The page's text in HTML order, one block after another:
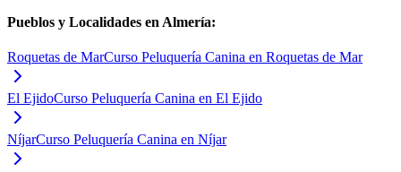
Pueblos y Localidades en Almería:
Roquetas de MarCurso Peluquería Canina en Roquetas de Mar
El EjidoCurso Peluquería Canina en El Ejido
NíjarCurso Peluquería Canina en Níjar